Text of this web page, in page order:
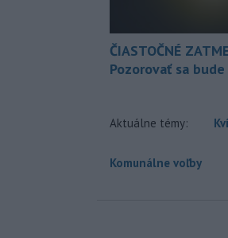
ČIASTOČNÉ
Pozorovať sa
Aktuálne témy:
Komunálne voľby